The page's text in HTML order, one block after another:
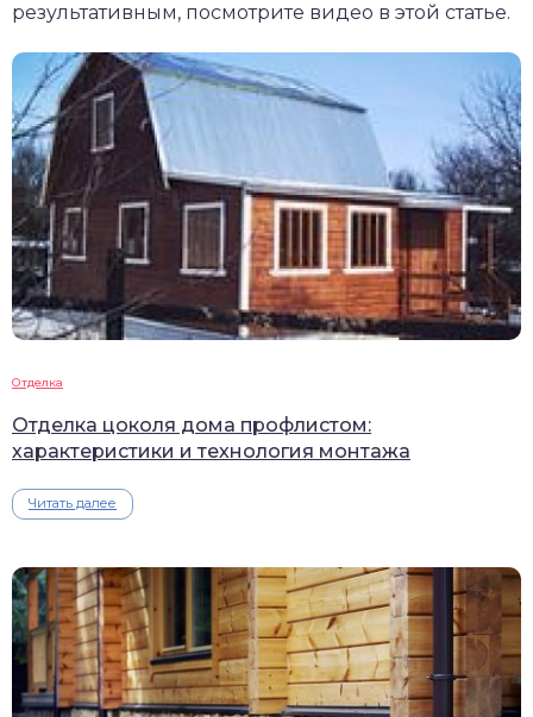
результативным, посмотрите видео в этой статье.
Отделка
Отделка цоколя дома профлистом:
характеристики и технология монтажа
Читать далее